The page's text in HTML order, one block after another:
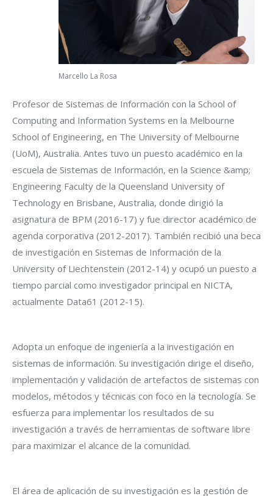
Marcello La Rosa
Profesor de Sistemas de Información con la School of
Computing and Information Systems en la Melbourne
School of Engineering, en The University of Melbourne
(UoM), Australia. Antes tuvo un puesto académico en la
escuela de Sistemas de Información, en la Science &amp;
Engineering Faculty de la Queensland University of
Technology en Brisbane, Australia, donde dirigió la
asignatura de BPM (2016-17) y fue director académico de
agenda corporativa (2012-2017). También recibió una beca
de investigación en Sistemas de Información de la
University of Liechtenstein (2012-14) y ocupó un puesto a
tiempo parcial como investigador principal en NICTA,
actualmente Data61 (2012-15).
Adopta un enfoque de ingeniería a la investigación en
sistemas de información. Su investigación dirige el diseño,
implementación y validación de artefactos de sistemas con
modelos, métodos y técnicas con foco en la tecnología. Se
esfuerza para implementar los resultados de su
investigación a través de herramientas de software libre
para maximizar el alcance de la comunidad.
El área de aplicación de su investigación es la gestión de